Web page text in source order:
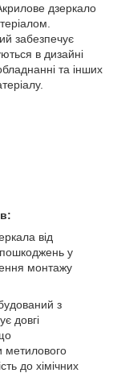
дзеркало
забезпечує
в дизайні
та інших
від
пошкоджень у
монтажу
з
довгі
метилового
до хімічних